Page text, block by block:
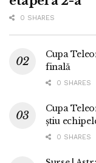
0 SHARES
Cupa
finală
0 SHARES
Cupa
știu
0 SHARES